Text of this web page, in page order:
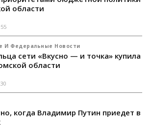
области
И Федеральные Новости
сети «Вкусно — и точка» купила
области
когда Владимир Путин приедет в